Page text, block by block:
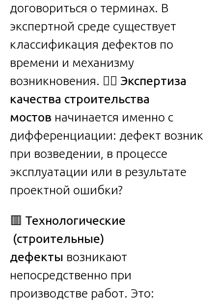
договориться о терминах. В
экспертной среде существует
классификация дефектов по
времени и механизму
возникновения. 🕵️‍♂️ Экспертиза
качества строительства
мостов начинается именно с
дифференциации: дефект возник
при возведении, в процессе
эксплуатации или в результате
проектной ошибки?
🟥 Технологические
(строительные)
дефекты возникают
непосредственно при
производстве работ. Это: